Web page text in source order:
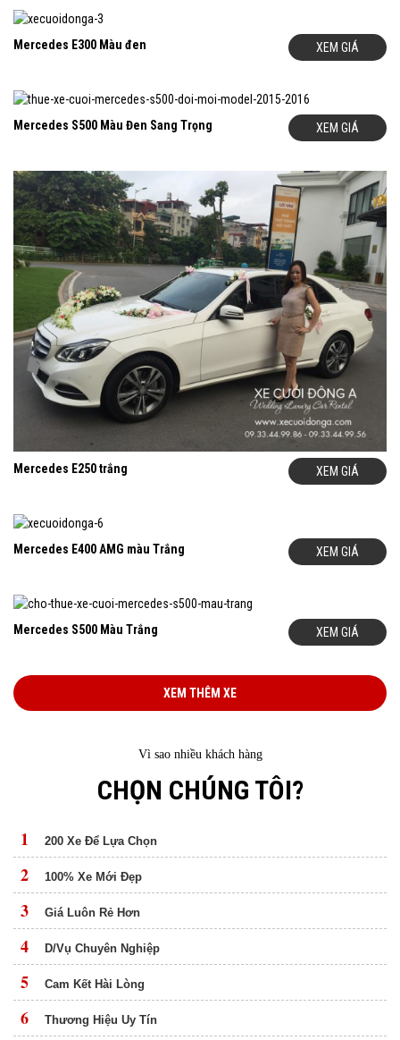
Mercedes E300 Màu đen XEM GIÁ
Mercedes S500 Màu Đen Sang Trọng XEM GIÁ
Mercedes E250 trắng XEM GIÁ
Mercedes E400 AMG màu Trắng XEM GIÁ
Mercedes S500 Màu Trắng XEM GIÁ
XEM THÊM XE
Vì sao nhiều khách hàng
CHỌN CHÚNG TÔI?
1 200 Xe Để Lựa Chọn
2 100% Xe Mới Đẹp
3 Giá Luôn Rẻ Hơn
4 D/Vụ Chuyên Nghiệp
5 Cam Kết Hài Lòng
6 Thương Hiệu Uy Tín